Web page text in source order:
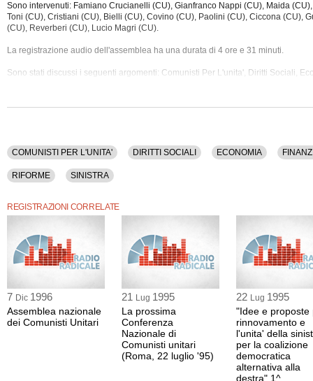
Sono intervenuti: Famiano Crucianelli (CU), Gianfranco Nappi (CU), Maida
Toni (CU), Cristiani (CU), Bielli (CU), Covino (CU), Paolini (CU), Ciccona (CU),
(CU), Reverberi (CU), Lucio Magri (CU).
La registrazione audio dell'assemblea ha una durata di 4 ore e 31 minuti.
Sono stati discussi i seguenti argomenti: Comunisti Per L'unita', Diritti Sociali,
COMUNISTI PER L'UNITA' DIRITTI SOCIALI ECONOMIA
RIFORME SINISTRA
REGISTRAZIONI CORRELATE
7 Dic 1996
Assemblea nazionale
dei Comunisti Unitari
21 Lug 1995
La prossima
Conferenza
Nazionale di
Comunisti unitari
(Roma, 22 luglio '95)
22 Lug 1995
"Idee e proposte
rinnovamento e
l'unita' della
per la coalizione
democratica
alternativa alla
destra" 1^